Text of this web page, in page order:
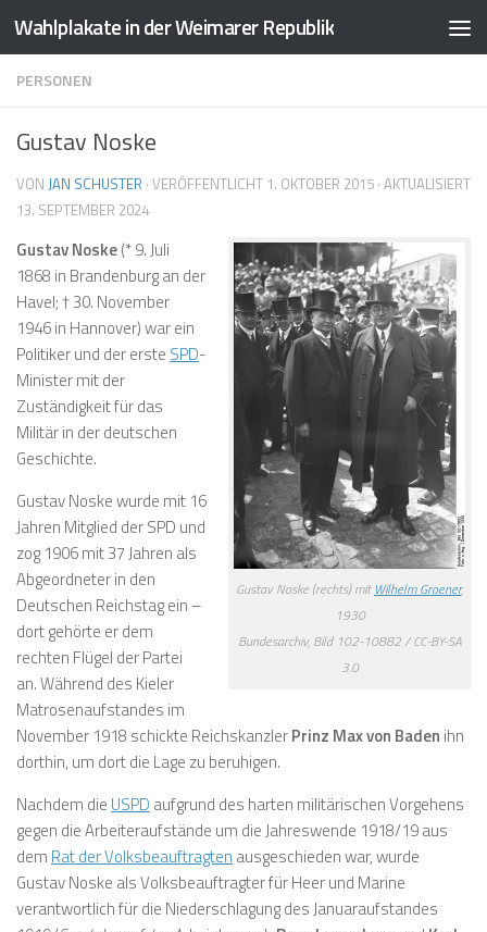
Zum Inhalt springen
Wahlplakate in der Weimarer Republik
PERSONEN
Gustav Noske
VON JAN SCHUSTER · VERÖFFENTLICHT 1. OKTOBER 2015 · AKTUALISIERT
13. SEPTEMBER 2024
Gustav Noske (rechts) mit Wilhelm Groener,
1930
Bundesarchiv, Bild 102-10882 / CC-BY-SA
3.0
Gustav Noske(* 9. Juli
1868 in Brandenburg an der
Havel; † 30. November
1946 in Hannover) war ein
Politiker und der erste SPD-
Minister mit der
Zuständigkeit für das
Militär in der deutschen
Geschichte.
Gustav Noske wurde mit 16
Jahren Mitglied der SPD und
zog 1906 mit 37 Jahren als
Abgeordneter in den
Deutschen Reichstag ein –
dort gehörte er dem
rechten Flügel der Partei
an. Während des Kieler
Matrosenaufstandes im
November 1918 schickte ReichskanzlerPrinz Max von Baden ihn
dorthin, um dort die Lage zu beruhigen.
Nachdem die USPD aufgrund des harten militärischen Vorgehens
gegen die Arbeiteraufstände um die Jahreswende 1918/19 aus
dem Rat der Volksbeauftragten ausgeschieden war, wurde
Gustav Noske als Volksbeauftragter für Heer und Marine
verantwortlich für die Niederschlagung des Januaraufstandes